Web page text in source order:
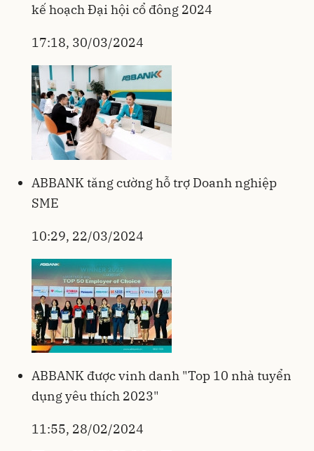
kế hoạch Đại hội cổ đông 2024
17:18, 30/03/2024
ABBANK tăng cường hỗ trợ Doanh nghiệp
SME
10:29, 22/03/2024
ABBANK được vinh danh "Top 10 nhà tuyển
dụng yêu thích 2023"
11:55, 28/02/2024